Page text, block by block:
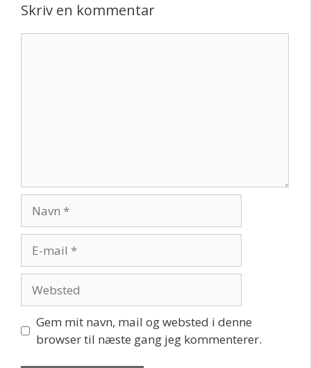
Skriv en kommentar
mail
Gem mit navn, mail og websted i denne
browser til næste gang jeg kommenterer.